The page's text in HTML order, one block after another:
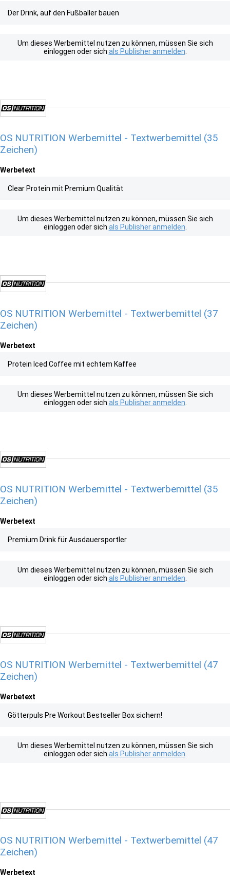
Der Drink, auf den Fußballer bauen
Um dieses Werbemittel nutzen zu können, müssen Sie sich
einloggen oder sich als Publisher anmelden
OS NUTRITION Werbemittel - Textwerbemittel (35
Zeichen)
Werbetext
Clear Protein mit Premium Qualität
Um dieses Werbemittel nutzen zu können, müssen Sie sich
einloggen oder sich als Publisher anmelden
OS NUTRITION Werbemittel - Textwerbemittel (37
Zeichen)
Werbetext
Protein Iced Coffee mit echtem Kaffee
Um dieses Werbemittel nutzen zu können, müssen Sie sich
einloggen oder sich als Publisher anmelden
OS NUTRITION Werbemittel - Textwerbemittel (35
Zeichen)
Werbetext
Premium Drink für Ausdauersportler
Um dieses Werbemittel nutzen zu können, müssen Sie sich
einloggen oder sich als Publisher anmelden
OS NUTRITION Werbemittel - Textwerbemittel (47
Zeichen)
Werbetext
Götterpuls Pre Workout Bestseller Box sichern!
Um dieses Werbemittel nutzen zu können, müssen Sie sich
einloggen oder sich als Publisher anmelden
OS NUTRITION Werbemittel - Textwerbemittel (47
Zeichen)
Werbetext